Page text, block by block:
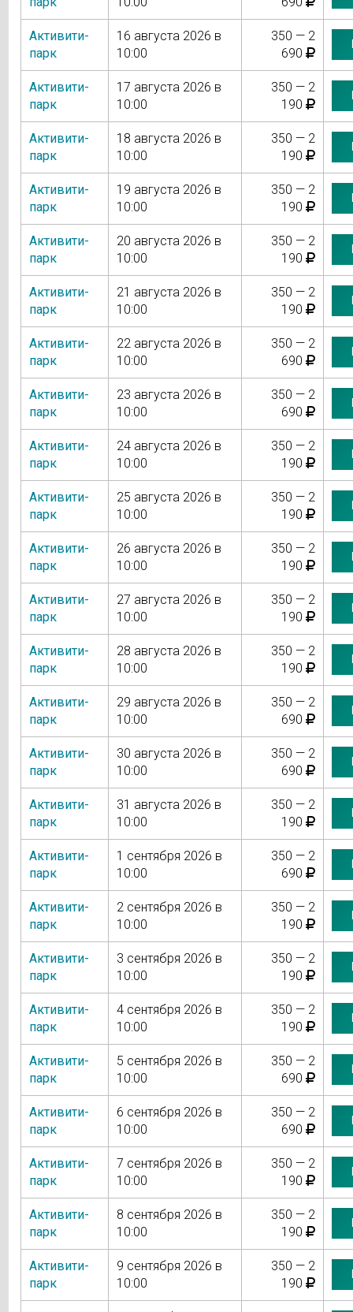
Активити-
парк
16 августа 2026 в
10:00
350 — 2
690
Активити-
парк
17 августа 2026 в
10:00
350 — 2
190
Активити-
парк
18 августа 2026 в
10:00
350 — 2
190
Активити-
парк
19 августа 2026 в
10:00
350 — 2
190
Активити-
парк
20 августа 2026 в
10:00
350 — 2
190
Активити-
парк
21 августа 2026 в
10:00
350 — 2
190
Активити-
парк
22 августа 2026 в
10:00
350 — 2
690
Активити-
парк
23 августа 2026 в
10:00
350 — 2
690
Активити-
парк
24 августа 2026 в
10:00
350 — 2
190
Активити-
парк
25 августа 2026 в
10:00
350 — 2
190
Активити-
парк
26 августа 2026 в
10:00
350 — 2
190
Активити-
парк
27 августа 2026 в
10:00
350 — 2
190
Активити-
парк
28 августа 2026 в
10:00
350 — 2
190
Активити-
парк
29 августа 2026 в
10:00
350 — 2
690
Активити-
парк
30 августа 2026 в
10:00
350 — 2
690
Активити-
парк
31 августа 2026 в
10:00
350 — 2
190
Активити-
парк
1 сентября 2026 в
10:00
350 — 2
690
Активити-
парк
2 сентября 2026 в
10:00
350 — 2
190
Активити-
парк
3 сентября 2026 в
10:00
350 — 2
190
Активити-
парк
4 сентября 2026 в
10:00
350 — 2
190
Активити-
парк
5 сентября 2026 в
10:00
350 — 2
690
Активити-
парк
6 сентября 2026 в
10:00
350 — 2
690
Активити-
парк
7 сентября 2026 в
10:00
350 — 2
190
Активити-
парк
8 сентября 2026 в
10:00
350 — 2
190
Активити-
парк
9 сентября 2026 в
10:00
350 — 2
190